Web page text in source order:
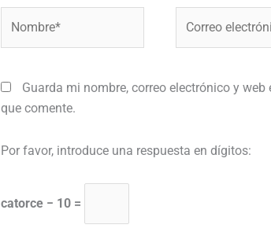
Guarda mi nombre, correo electrónico y
que comente.
Por favor, introduce una respuesta en dígitos:
catorce − 10 =